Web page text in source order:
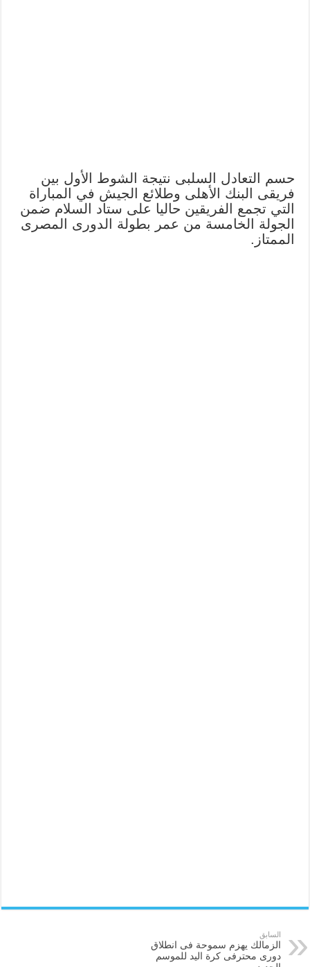
حسم التعادل السلبى نتيجة الشوط الأول بين
فريقى البنك الأهلى وطلائع الجيش في المباراة
التي تجمع الفريقين حاليا على ستاد السلام ضمن
الجولة الخامسة من عمر بطولة الدورى المصرى
الممتاز.
السابق
الزمالك يهزم سموحة فى انطلاق
دورى محترفى كرة اليد للموسم